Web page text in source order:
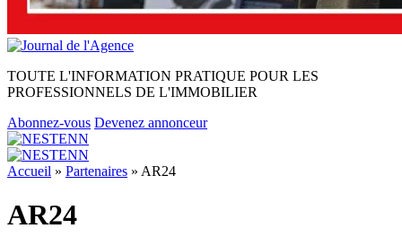
TOUTE L'INFORMATION PRATIQUE POUR LES
PROFESSIONNELS DE L'IMMOBILIER
Abonnez-vous Devenez annonceur
Accueil » Partenaires » AR24
AR24